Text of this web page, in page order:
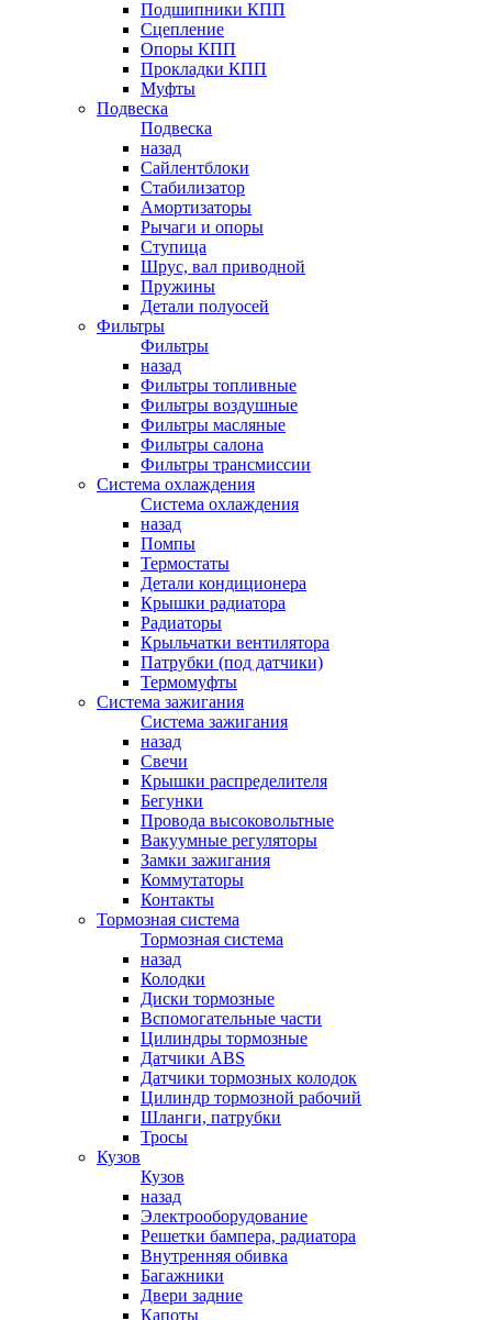
Подшипники КПП
Сцепление
Опоры КПП
Прокладки КПП
Муфты
Подвеска
Подвеска
назад
Сайлентблоки
Стабилизатор
Амортизаторы
Рычаги и опоры
Ступица
Шрус, вал приводной
Пружины
Детали полуосей
Фильтры
Фильтры
назад
Фильтры топливные
Фильтры воздушные
Фильтры масляные
Фильтры салона
Фильтры трансмиссии
Система охлаждения
Система охлаждения
назад
Помпы
Термостаты
Детали кондиционера
Крышки радиатора
Радиаторы
Крыльчатки вентилятора
Патрубки (под датчики)
Термомуфты
Система зажигания
Система зажигания
назад
Свечи
Крышки распределителя
Бегунки
Провода высоковольтные
Вакуумные регуляторы
Замки зажигания
Коммутаторы
Контакты
Тормозная система
Тормозная система
назад
Колодки
Диски тормозные
Вспомогательные части
Цилиндры тормозные
Датчики ABS
Датчики тормозных колодок
Цилиндр тормозной рабочий
Шланги, патрубки
Тросы
Кузов
Кузов
назад
Электрооборудование
Решетки бампера, радиатора
Внутренняя обивка
Багажники
Двери задние
Капоты